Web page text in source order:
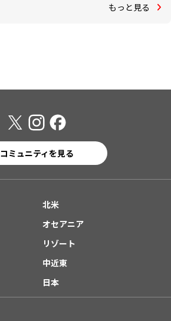
もっと見る
コミュニティを見る
北米
オセアニア
リゾート
中近東
日本